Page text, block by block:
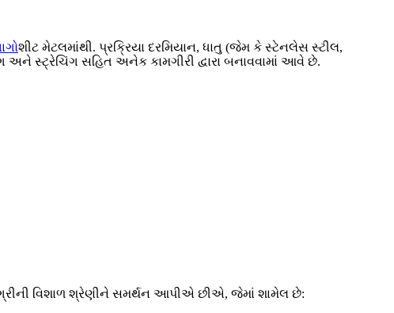
શીટ મેટલમાંથી. પ્રક્રિયા દરમિયાન, ધાતુ (જેમ કે સ્ટેનલેસ સ્ટીલ,
સ્ટ્રેચિંગ સહિત અનેક કામગીરી દ્વારા બનાવવામાં આવે છે.
વિશાળ શ્રેણીને સમર્થન આપીએ છીએ, જેમાં શામેલ છે: